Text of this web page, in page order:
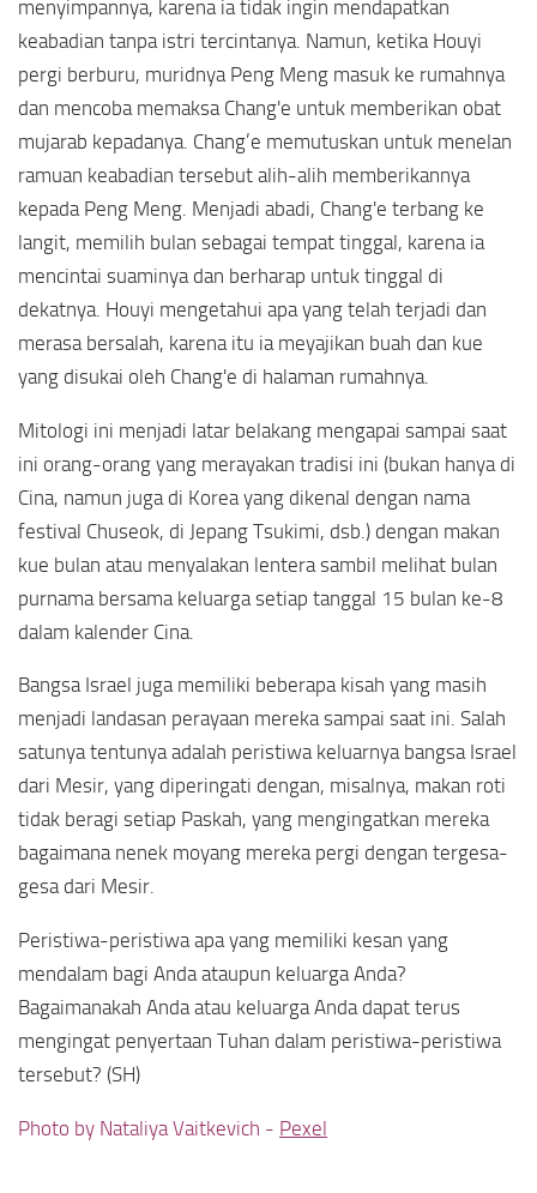
menyimpannya, karena ia tidak ingin mendapatkan
keabadian tanpa istri tercintanya. Namun, ketika Houyi
pergi berburu, muridnya Peng Meng masuk ke rumahnya
dan mencoba memaksa Chang'e untuk memberikan obat
mujarab kepadanya. Chang’e memutuskan untuk menelan
ramuan keabadian tersebut alih-alih memberikannya
kepada Peng Meng. Menjadi abadi, Chang'e terbang ke
langit, memilih bulan sebagai tempat tinggal, karena ia
mencintai suaminya dan berharap untuk tinggal di
dekatnya. Houyi mengetahui apa yang telah terjadi dan
merasa bersalah, karena itu ia meyajikan buah dan kue
yang disukai oleh Chang'e di halaman rumahnya.
Mitologi ini menjadi latar belakang mengapai sampai saat
ini orang-orang yang merayakan tradisi ini (bukan hanya di
Cina, namun juga di Korea yang dikenal dengan nama
festival Chuseok, di Jepang Tsukimi, dsb.) dengan makan
kue bulan atau menyalakan lentera sambil melihat bulan
purnama bersama keluarga setiap tanggal 15 bulan ke-8
dalam kalender Cina.
Bangsa Israel juga memiliki beberapa kisah yang masih
menjadi landasan perayaan mereka sampai saat ini. Salah
satunya tentunya adalah peristiwa keluarnya bangsa Israel
dari Mesir, yang diperingati dengan, misalnya, makan roti
tidak beragi setiap Paskah, yang mengingatkan mereka
bagaimana nenek moyang mereka pergi dengan tergesa-
gesa dari Mesir.
Peristiwa-peristiwa apa yang memiliki kesan yang
mendalam bagi Anda ataupun keluarga Anda?
Bagaimanakah Anda atau keluarga Anda dapat terus
mengingat penyertaan Tuhan dalam peristiwa-peristiwa
tersebut? (SH)
Photo by Nataliya Vaitkevich - Pexel